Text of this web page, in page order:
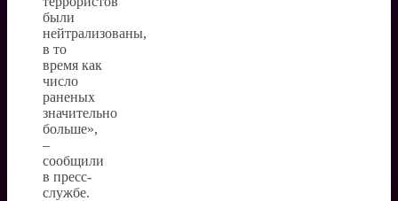
были
нейтрализованы,
в то
время как
число
раненых
значительно
больше»,
–
сообщили
в пресс-
службе.